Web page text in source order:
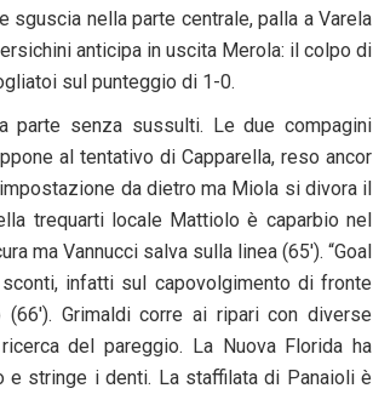
sguscia nella parte centrale, palla a Varela
anticipa in uscita Merola: il colpo di
sul punteggio di 1-0.
parte senza sussulti. Le due compagini
al tentativo di Capparella, reso ancor
da dietro ma Miola si divora il
trequarti locale Mattiolo è caparbio nel
ma Vannucci salva sulla linea (65′). “Goal
infatti sul capovolgimento di fronte
Grimaldi corre ai ripari con diverse
del pareggio. La Nuova Florida ha
stringe i denti. La staffilata di Panaioli è